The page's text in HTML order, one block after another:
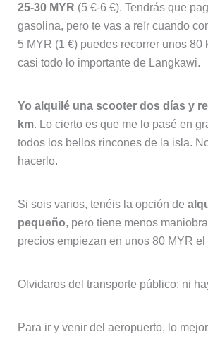
25-30 MYR (5 €-6 €). Tendrás que
gasolina, pero te vas a reír cuando
5 MYR (1 €) puedes recorrer unos 80
casi todo lo importante de Langkawi.
Yo alquilé una scooter dos días y
km. Lo cierto es que me lo pasé en
todos los bellos rincones de la isla.
hacerlo.
Si sois varios, tenéis la opción de
pequeño, pero tiene menos
precios empiezan en unos 80 MYR el
Olvidaros del transporte público: ni
Para ir y venir del aeropuerto, lo